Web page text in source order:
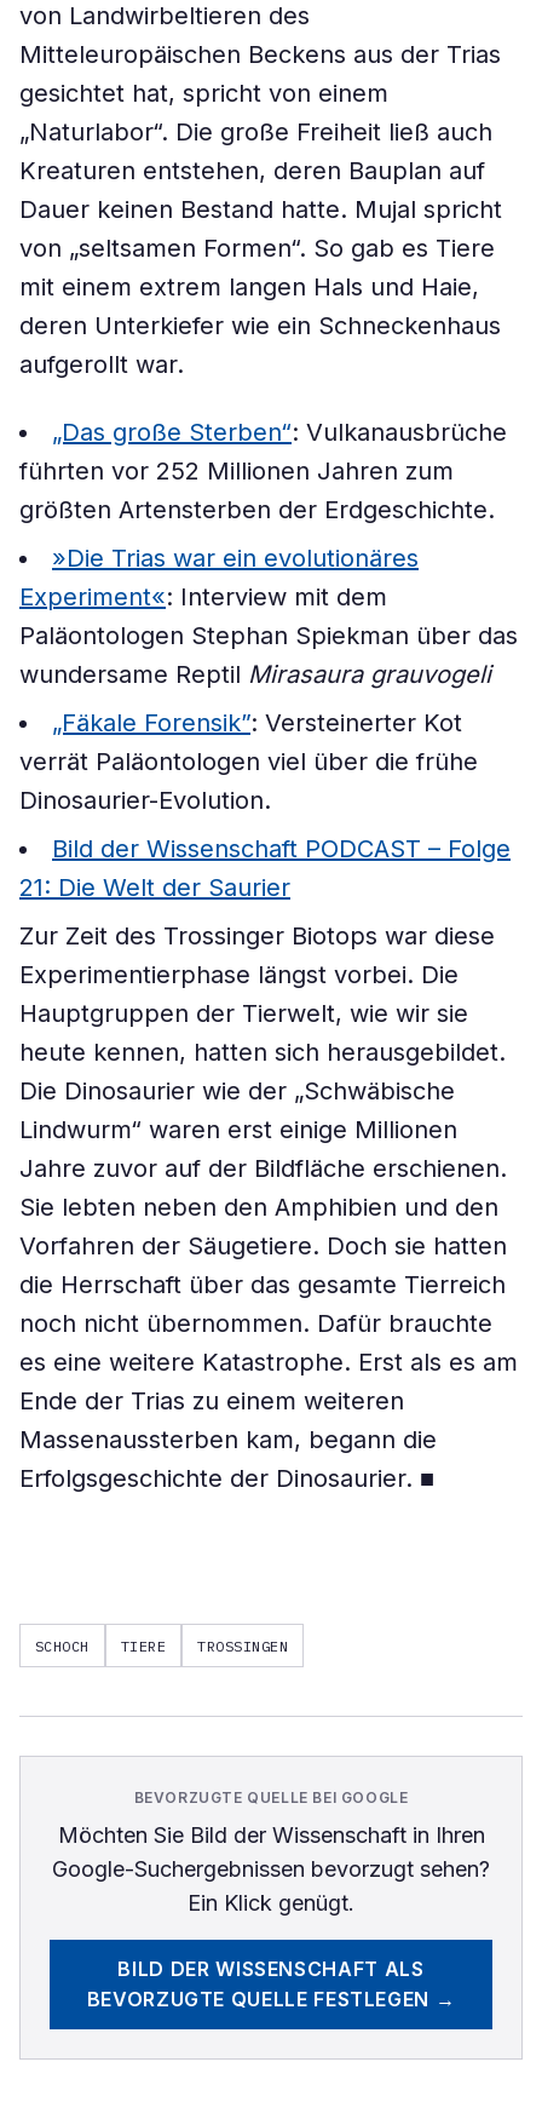
von Landwirbeltieren des
Mitteleuropäischen Beckens aus der Trias
gesichtet hat, spricht von einem
„Naturlabor“. Die große Freiheit ließ auch
Kreaturen entstehen, deren Bauplan auf
Dauer keinen Bestand hatte. Mujal spricht
von „seltsamen Formen“. So gab es Tiere
mit einem extrem langen Hals und Haie,
deren Unterkiefer wie ein Schneckenhaus
aufgerollt war.
„Das große Sterben“: Vulkanausbrüche
führten vor 252 Millionen Jahren zum
größten Artensterben der Erdgeschichte.
»Die Trias war ein evolutionäres
Experiment«: Interview mit dem
Paläontologen Stephan Spiekman über das
wundersame Reptil Mirasaura grauvogeli
„Fäkale Forensik”: Versteinerter Kot
verrät Paläontologen viel über die frühe
Dinosaurier-Evolution.
Bild der Wissenschaft PODCAST – Folge
21: Die Welt der Saurier
Zur Zeit des Trossinger Biotops war diese
Experimentierphase längst vorbei. Die
Hauptgruppen der Tierwelt, wie wir sie
heute kennen, hatten sich herausgebildet.
Die Dinosaurier wie der „Schwäbische
Lindwurm“ waren erst einige Millionen
Jahre zuvor auf der Bildfläche erschienen.
Sie lebten neben den Amphibien und den
Vorfahren der Säugetiere. Doch sie hatten
die Herrschaft über das gesamte Tierreich
noch nicht übernommen. Dafür brauchte
es eine weitere Katastrophe. Erst als es am
Ende der Trias zu einem weiteren
Massenaussterben kam, begann die
Erfolgsgeschichte der Dinosaurier. ■
SCHOCH TIERE TROSSINGEN
BEVORZUGTE QUELLE BEI GOOGLE
Möchten Sie Bild der Wissenschaftin Ihren
Google-Suchergebnissen bevorzugt sehen?
Ein Klick genügt.
BILD DER WISSENSCHAFT ALS
BEVORZUGTE QUELLE FESTLEGEN →